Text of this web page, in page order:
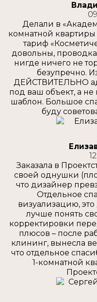
Делали в
комнатной
тариф
довольны,
нигде ничего не
безупречно.
ДЕЙСТВИТЕЛЬНО
под ваш объект, а не
шаблон. Большое
буду
Заказала в
своей однушки
что дизайнер
Отдельное
визуализацию,
лучше понять
корректировки
плюсов – после
клининг, вынесла
что отдельное
1-комнатной